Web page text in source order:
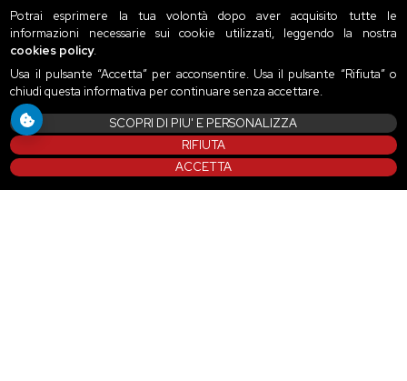
Potrai esprimere la tua volontà dopo aver acquisito tutte le
informazioni necessarie sui cookie utilizzati, leggendo la nostra
cookies policy.
Usa il pulsante “Accetta” per acconsentire. Usa il pulsante “Rifiuta” o
chiudi questa informativa per continuare senza accettare.
SCOPRI DI PIU' E PERSONALIZZA
RIFIUTA
ACCETTA